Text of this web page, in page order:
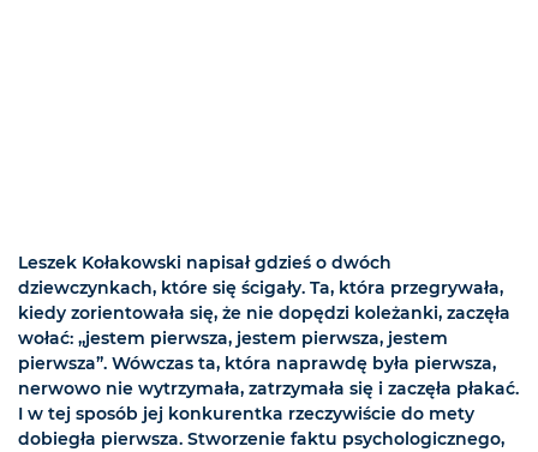
Leszek Kołakowski napisał gdzieś o dwóch
dziewczynkach, które się ścigały. Ta, która przegrywała,
kiedy zorientowała się, że nie dopędzi koleżanki, zaczęła
wołać: „jestem pierwsza, jestem pierwsza, jestem
pierwsza”. Wówczas ta, która naprawdę była pierwsza,
nerwowo nie wytrzymała, zatrzymała się i zaczęła płakać.
I w tej sposób jej konkurentka rzeczywiście do mety
dobiegła pierwsza. Stworzenie faktu psychologicznego,